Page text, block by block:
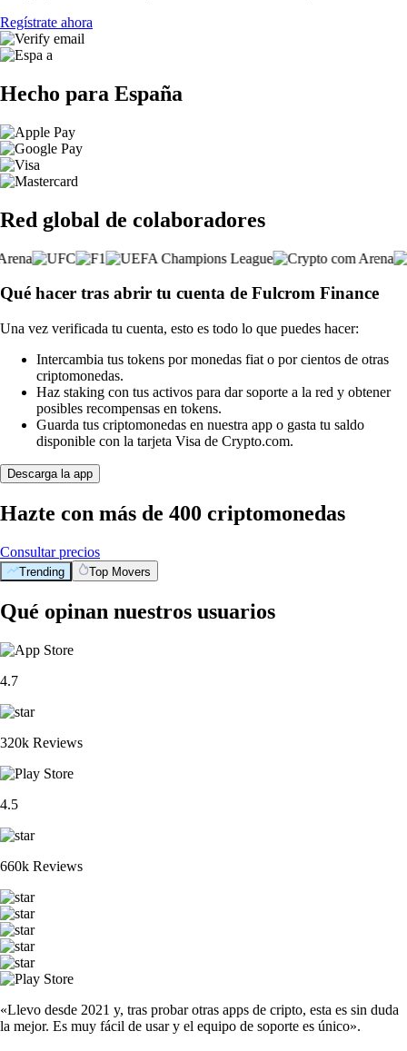
Regístrate ahora
Hecho para España
Red global de colaboradores
Qué hacer tras abrir tu cuenta de Fulcrom Finance
Una vez verificada tu cuenta, esto es todo lo que puedes hacer:
Intercambia tus tokens por monedas fiat o por cientos de otras
criptomonedas.
Haz staking con tus activos para dar soporte a la red y obtener
posibles recompensas en tokens.
Guarda tus criptomonedas en nuestra app o gasta tu saldo
disponible con la tarjeta Visa de Crypto.com.
Descarga la app
Hazte con más de 400 criptomonedas
Consultar precios
Trending Top Movers
Qué opinan nuestros usuarios
4.7
320k Reviews
4.5
660k Reviews
«Llevo desde 2021 y, tras probar otras apps de cripto, esta es sin duda
la mejor. Es muy fácil de usar y el equipo de soporte es único».